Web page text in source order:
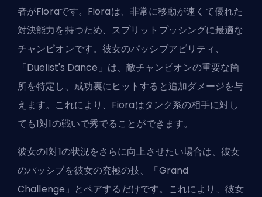
者がFioraです。Fioraは、非常に移動が速くて優れた
対決能力を持つため、スプリットプッシングに最適な
チャンピオンです。彼女のパッシブアビリティ、
「Duelist's Dance」は、敵チャンピオンの重要な箇
所を特定し、成功裏にヒットすると追加ダメージを与
えます。これにより、Fioraはタンク系の相手に対し
ても1対1の戦いで秀でることができます。
彼女の1対1の状況をさらに向上させたい場合は、彼女
のパッシブを彼女の究極の技、「Grand
Challenge」とペアするだけです。これにより、彼女